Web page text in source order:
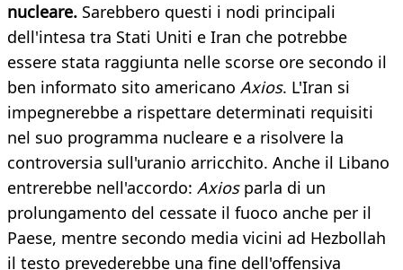
nucleare. Sarebbero questi i nodi principali
dell'intesa tra Stati Uniti e Iran che potrebbe
essere stata raggiunta nelle scorse ore secondo il
ben informato sito americano Axios. L'Iran si
impegnerebbe a rispettare determinati requisiti
nel suo programma nucleare e a risolvere la
controversia sull'uranio arricchito. Anche il Libano
entrerebbe nell'accordo: Axios parla di un
prolungamento del cessate il fuoco anche per il
Paese, mentre secondo media vicini ad Hezbollah
il testo prevederebbe una fine dell'offensiva